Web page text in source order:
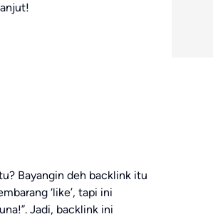
Bayangin deh backlink itu
‘like’, tapi ini
Jadi, backlink ini